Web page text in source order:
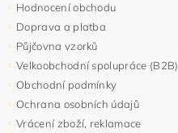
Hodnocení obchodu
Doprava a platba
Půjčovna vzorků
Velkoobchodní spolupráce (B2B)
Obchodní podmínky
Ochrana osobních údajů
Vrácení zboží, reklamace